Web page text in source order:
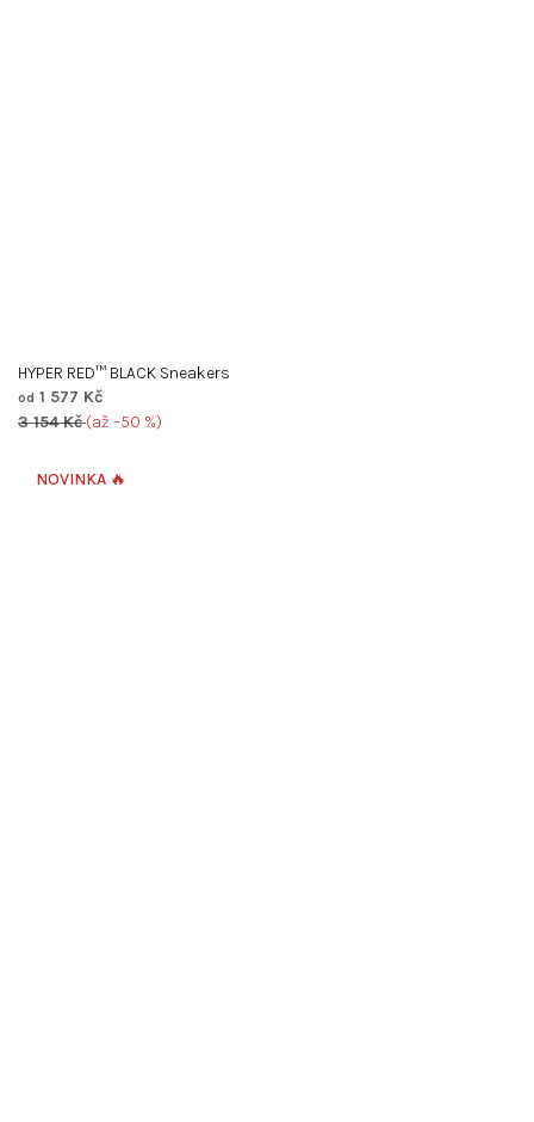
HYPER RED™ BLACK Sneakers
od 1 577 Kč
3 154 Kč (až –50 %)
NOVINKA 🔥